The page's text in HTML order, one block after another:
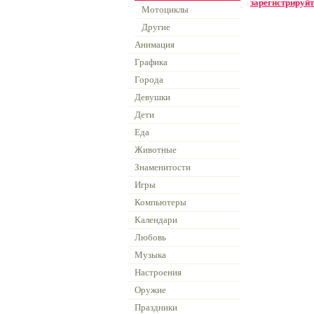
Мотоциклы
Другие
Анимация
Графика
Города
Девушки
Дети
Еда
Животные
Знаменитости
Игры
Компьютеры
Календари
Любовь
Музыка
Настроения
Оружие
Праздники